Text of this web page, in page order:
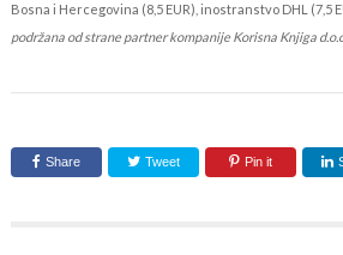
Bosna i Hercegovina (8,5 EUR), inostranstvo DHL (7,5
podržana od strane partner kompanije Korisna Knjiga
Share Tweet Pin it